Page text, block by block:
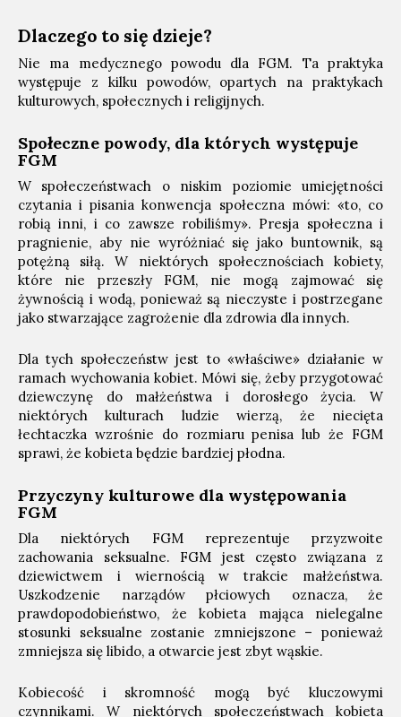
Dlaczego to się dzieje?
Nie ma medycznego powodu dla FGM. Ta praktyka
występuje z kilku powodów, opartych na praktykach
kulturowych, społecznych i religijnych.
Społeczne powody, dla których występuje
FGM
W społeczeństwach o niskim poziomie umiejętności
czytania i pisania konwencja społeczna mówi: «to, co
robią inni, i co zawsze robiliśmy». Presja społeczna i
pragnienie, aby nie wyróżniać się jako buntownik, są
potężną siłą. W niektórych społecznościach kobiety,
które nie przeszły FGM, nie mogą zajmować się
żywnością i wodą, ponieważ są nieczyste i postrzegane
jako stwarzające zagrożenie dla zdrowia dla innych.
Dla tych społeczeństw jest to «właściwe» działanie w
ramach wychowania kobiet. Mówi się, żeby przygotować
dziewczynę do małżeństwa i dorosłego życia. W
niektórych kulturach ludzie wierzą, że niecięta
łechtaczka wzrośnie do rozmiaru penisa lub że FGM
sprawi, że kobieta będzie bardziej płodna.
Przyczyny kulturowe dla występowania
FGM
Dla niektórych FGM reprezentuje przyzwoite
zachowania seksualne. FGM jest często związana z
dziewictwem i wiernością w trakcie małżeństwa.
Uszkodzenie narządów płciowych oznacza, że
prawdopodobieństwo, że kobieta mająca nielegalne
stosunki seksualne zostanie zmniejszone – ponieważ
zmniejsza się libido, a otwarcie jest zbyt wąskie.
Kobiecość i skromność mogą być kluczowymi
czynnikami. W niektórych społeczeństwach kobieta